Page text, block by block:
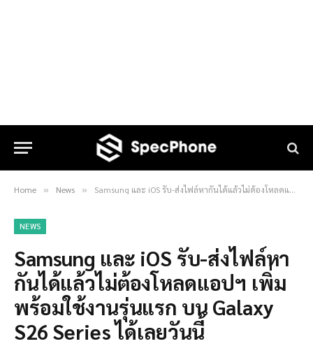
Home » News » Samsung และ iOS รับ-ส่งไฟล์หากันได้แล้วไม่ต้องโหลดแอปฯ เพิ่ม พร้อมใช้งานรุ่นแรก บน Galaxy S26 Series ได้เลยวันนี้
NEWS
Samsung และ iOS รับ-ส่งไฟล์หา
กันได้แล้วไม่ต้องโหลดแอปฯ เพิ่ม
พร้อมใช้งานรุ่นแรก บน Galaxy
S26 Series ได้เลยวันนี้